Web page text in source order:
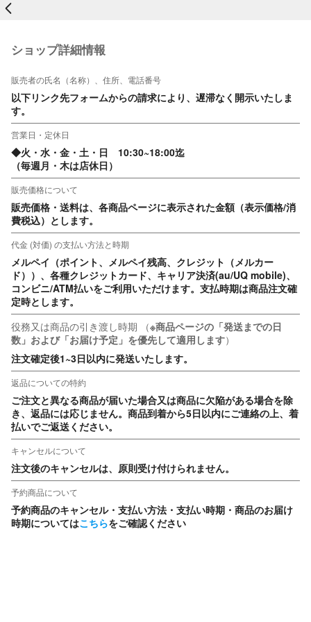
戻る
ショップ詳細情報
販売者の氏名（名称）、住所、電話番号
以下リンク先フォームからの請求により、遅滞なく開示いたしま
す。
営業日・定休日
◆火・水・金・土・日　10:30~18:00迄
（毎週月・木は店休日）
販売価格について
販売価格・送料は、各商品ページに表示された金額（表示価格/消
費税込）とします。
代金 (対価) の支払い方法と時期
メルペイ（ポイント、メルペイ残高、クレジット（メルカー
ド））、各種クレジットカード、キャリア決済(au/UQ mobile)、
コンビニ/ATM払いをご利用いただけます。支払時期は商品注文確
定時とします。
役務又は商品の引き渡し時期
（※商品ページの「発送までの日
数」および「お届け予定」を優先して適用します）
注文確定後1~3日以内に発送いたします。
返品についての特約
ご注文と異なる商品が届いた場合又は商品に欠陥がある場合を除
き、返品には応じません。商品到着から5日以内にご連絡の上、着
払いでご返送ください。
キャンセルについて
注文後のキャンセルは、原則受け付けられません。
予約商品について
予約商品のキャンセル・支払い方法・支払い時期・商品のお届け
時期についてはこちらをご確認ください